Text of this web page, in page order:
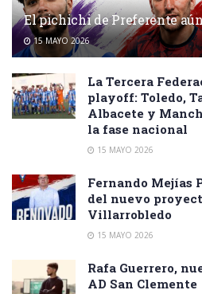
El pichichi de Preferente
15 MAYO 2026
La Tercera
playoff: Toledo,
Albacete y
la fase nacional
15 MAYO 2026
Fernando Mejías
del nuevo
Villarrobledo
15 MAYO 2026
Rafa Guerrero,
AD San Clemente